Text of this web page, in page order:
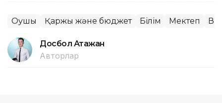
Оқушы Қаржы және бюджет Білім Мектеп
Досбол Атажан
Авторлар